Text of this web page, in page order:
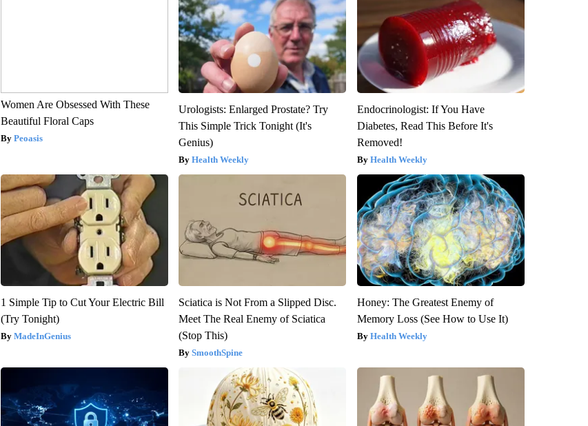
Women Are Obsessed With These
Beautiful Floral Caps
Peoasis
Urologists: Enlarged Prostate? Try
This Simple Trick Tonight (It's
Genius)
Health Weekly
Endocrinologist: If You Have
Diabetes, Read This Before It's
Removed!
Health Weekly
1 Simple Tip to Cut Your Electric Bill
(Try Tonight)
MadeInGenius
Sciatica is Not From a Slipped Disc.
Meet The Real Enemy of Sciatica
(Stop This)
SmoothSpine
Honey: The Greatest Enemy of
Memory Loss (See How to Use It)
Health Weekly